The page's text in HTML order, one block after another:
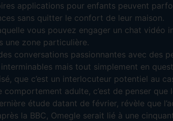
applications pour enfants peuvent
sans quitter le confort de leur maison.
vous pouvez engager un chat vidéo
une zone particulière.
conversations passionnantes avec des
mais tout simplement en
que c’est un interlocuteur potentiel au
adulte, c’est de penser
étude datant de février, révèle que
la BBC, Omegle serait lié à une